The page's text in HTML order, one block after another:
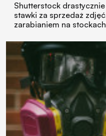
Shutterstock
stawki za sprzedaż
zarabianiem na